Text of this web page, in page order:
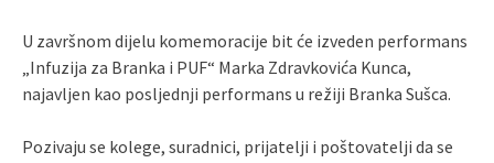
U završnom dijelu komemoracije bit će izveden performans
„Infuzija za Branka i PUF“ Marka Zdravkovića Kunca,
najavljen kao posljednji performans u režiji Branka Sušca.
Pozivaju se kolege, suradnici, prijatelji i poštovatelji da se